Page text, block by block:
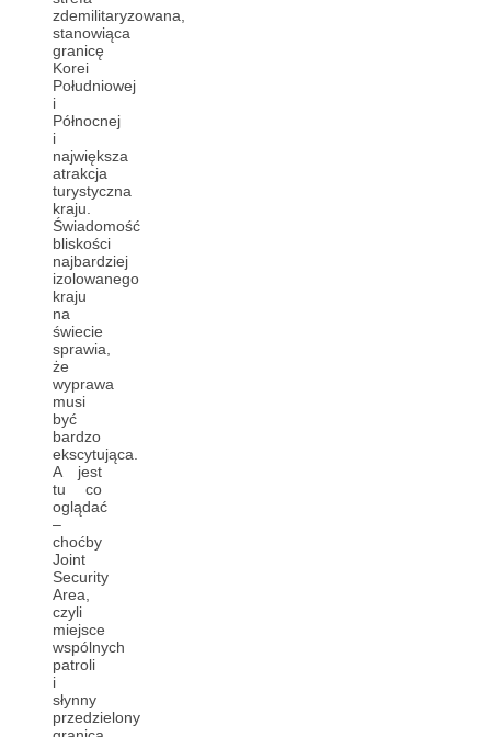
zdemilitaryzowana,
stanowiąca
granicę
Korei
Południowej
i
Północnej
i
największa
atrakcja
turystyczna
kraju.
Świadomość
bliskości
najbardziej
izolowanego
kraju
na
świecie
sprawia,
że
wyprawa
musi
być
bardzo
ekscytująca.
A jest
tu co
oglądać
–
choćby
Joint
Security
Area,
czyli
miejsce
wspólnych
patroli
i
słynny
przedzielony